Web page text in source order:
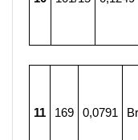
11 169 0,0791